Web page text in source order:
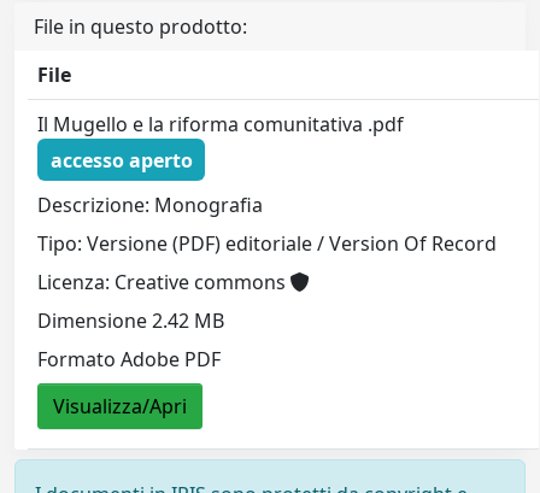
File in questo prodotto:
File
Il Mugello e la riforma comunitativa .pdf
accesso aperto
Descrizione: Monografia
Tipo: Versione (PDF) editoriale / Version Of Record
Licenza: Creative commons
Dimensione 2.42 MB
Formato Adobe PDF
Visualizza/Apri